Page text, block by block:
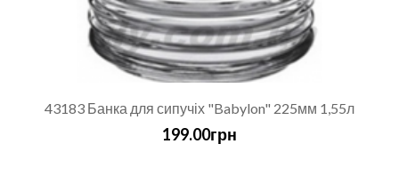
43183 Банка для сипучіх "Babylon" 225мм 1,55л
199.00грн